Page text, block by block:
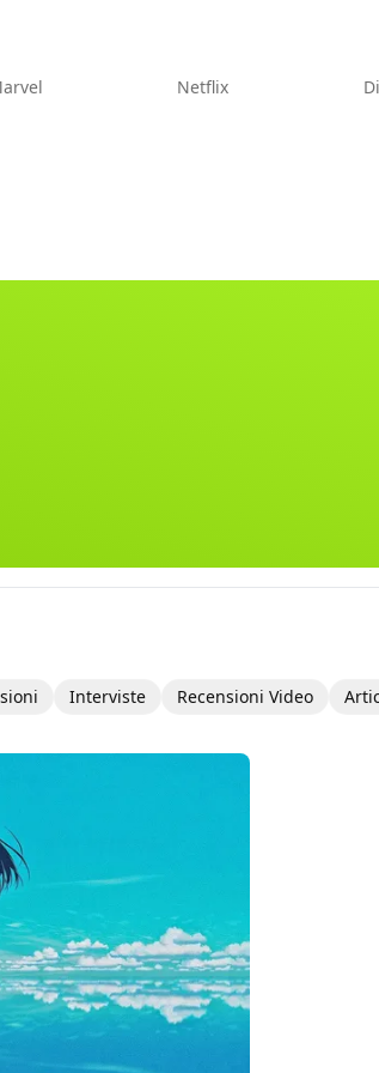
Netflix
Interviste Recensioni Video